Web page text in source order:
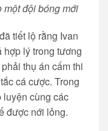
một đội bóng mới
tiết lộ rằng Ivan
hợp lý trong tương
thụ án cấm thi
cá cược. Trong
luyện cùng các
được nới lỏng.